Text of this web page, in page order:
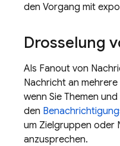
den Vorgang mit
Drosselung
Als Fanout von
Nachricht an
wenn Sie Themen
den
um Zielgruppen oder
anzusprechen.